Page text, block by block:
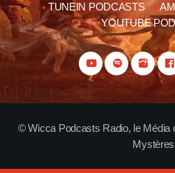
TUNEIN PODCASTS
YOUTUBE
© Wicca Podcasts Radio, le Média